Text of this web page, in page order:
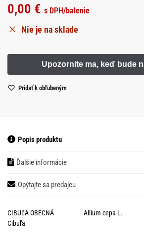
0,00 € s DPH/balenie
Nie je na sklade
Pridať k obľubeným
Popis produktu
Ďalšie informácie
Opýtajte sa predajcu
CIBUĽA OBECNÁ Allium cepa L.
Cibuľa